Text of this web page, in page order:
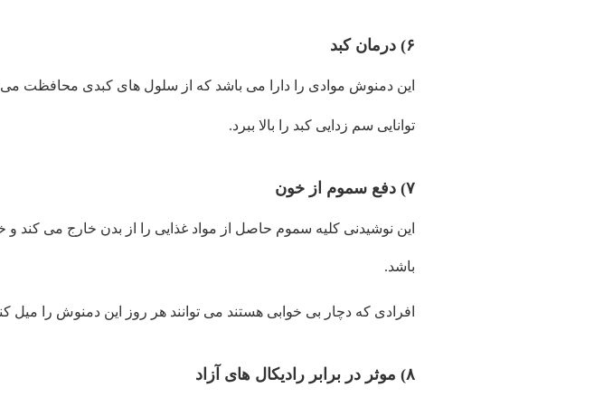
۶) درمان کبد
این دمنوش موادی را دارا می باشد که از سلول های کبدی محافظت
توانایی سم زدایی کبد را بالا ببرد.
۷) دفع سموم از خون
این نوشیدنی کلیه سموم حاصل از مواد غذایی را از بدن خارج می کند
باشد.
افرادی که دچار بی خوابی هستند می توانند هر روز این دمنوش را میل
۸) موثر در برابر رادیکال های آزاد